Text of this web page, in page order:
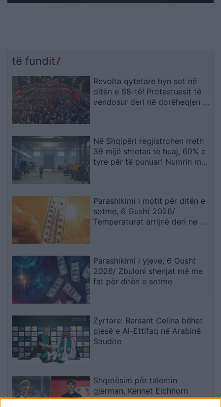
të fundit
Revolta qytetare hyn sot në
ditën e 68-të! Protestuesit të
vendosur deri në dorëheqjen e
Në Shqipëri regjistrohen rreth
39 mijë shtetas të huaj, 60% e
tyre për të punuar! Numrin më
Parashikimi i motit për ditën e
sotme, 6 Gusht 2026/
Temperaturat arrijnë deri ne 38
Parashikimi i yjeve, 6 Gusht
2026/ Zbuloni shenjat më me
fat për ditën e sotme
Zyrtare: Bersant Celina bëhet
pjesë e Al-Ettifaq në Arabinë
Saudite
Shqetësim për talentin
gjerman, Kennet Eichhorn
ndërpret përkohësisht